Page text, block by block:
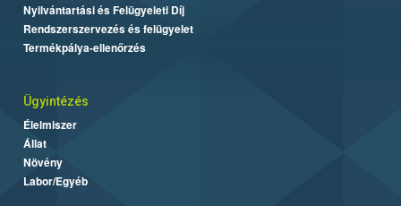
Nyilvántartási és Felügyeleti Díj
Rendszerszervezés és felügyelet
Termékpálya-ellenőrzés
Ügyintézés
Élelmiszer
Állat
Növény
Labor/Egyéb